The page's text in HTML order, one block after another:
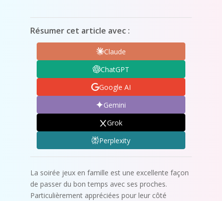
Résumer cet article avec :
Claude
ChatGPT
Google AI
Gemini
Grok
Perplexity
La soirée jeux en famille est une excellente façon
de passer du bon temps avec ses proches.
Particulièrement appréciées pour leur côté